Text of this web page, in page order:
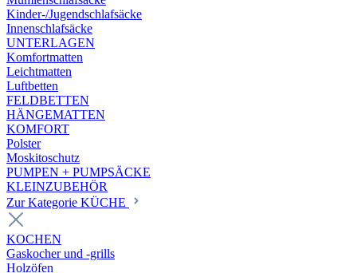
Kinder-/Jugendschlafsäcke
Innenschlafsäcke
UNTERLAGEN
Komfortmatten
Leichtmatten
Luftbetten
FELDBETTEN
HÄNGEMATTEN
KOMFORT
Polster
Moskitoschutz
PUMPEN + PUMPSÄCKE
KLEINZUBEHÖR
Zur Kategorie KÜCHE
KOCHEN
Gaskocher und -grills
Holzöfen